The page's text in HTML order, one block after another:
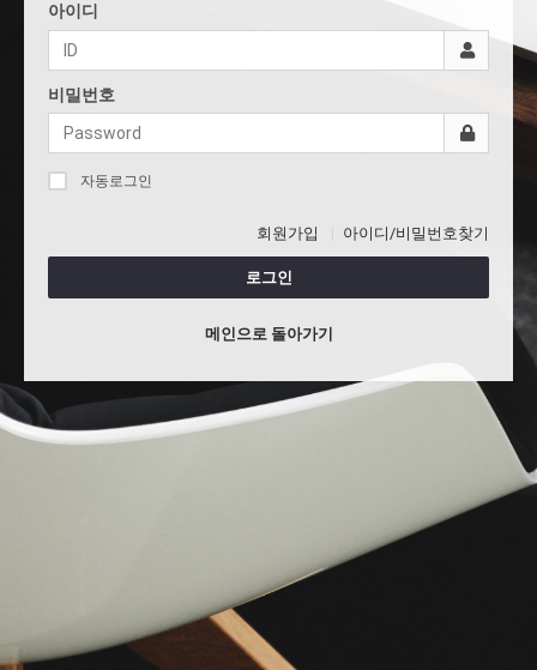
아이디
비밀번호
자동로그인
회원가입 아이디/비밀번호찾기
로그인
메인으로 돌아가기